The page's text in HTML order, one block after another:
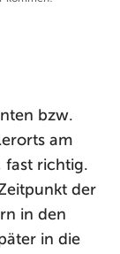
bzw.
am
fast richtig.
der
in den
in die